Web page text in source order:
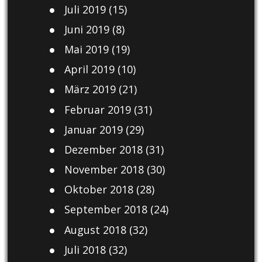
Juli 2019(15)
Juni 2019(8)
Mai 2019(19)
April 2019(10)
März 2019(21)
Februar 2019(31)
Januar 2019(29)
Dezember 2018(31)
November 2018(30)
Oktober 2018(28)
September 2018(24)
August 2018(32)
Juli 2018(32)